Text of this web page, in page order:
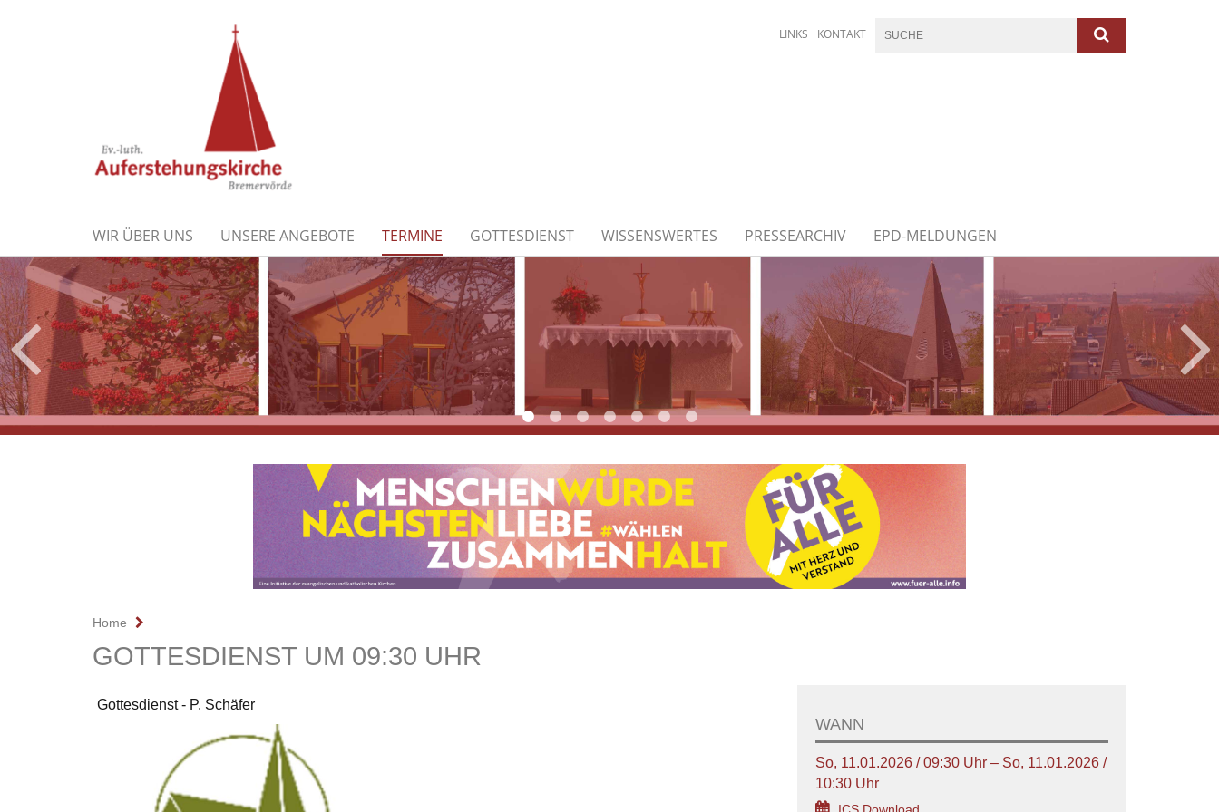
LINKS KONTAKT
WIR ÜBER UNS UNSERE ANGEBOTE TERMINE GOTTESDIENST WISSENSWERTES PRESSEARCHIV EPD-MELDUNGEN
Home
GOTTESDIENST UM 09:30 UHR
Gottesdienst - P. Schäfer
WANN
So, 11.01.2026 / 09:30 Uhr – So, 11.01.2026 /
10:30 Uhr